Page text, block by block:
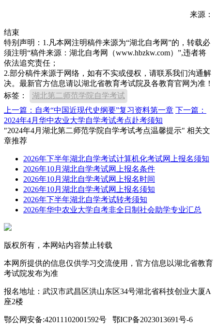
来源：
结束
特别声明：1.凡本网注明稿件来源为“湖北自考网”的，转载必
须注明“稿件来源：湖北自考网（www.hbzkw.com）”,违者将
依法追究责任；
2.部分稿件来源于网络，如有不实或侵权，请联系我们沟通解
决。最新官方信息请以湖北省教育考试院及各教育官网为准！
标签：
湖北第二师范学院自学考试
上一篇：自考“中国近现代史纲要”复习资料第一章 下一篇：
2024年4月华中农业大学自学考试考点赴考须知
"2024年4月湖北第二师范学院自学考试考点温馨提示" 相关文
章推荐
2026年下半年湖北自学考试计算机化考试网上报名须知
2026年10月湖北自学考试网上报名条件
2026年10月湖北自学考试网上报名时间
2026年10月湖北自学考试网上报名须知
2026年下半年湖北自学考试转考须知
2026年华中农业大学自考非全日制社会助学专业汇总
版权所有，本网站内容禁止转载
本网所提供的信息仅供学习交流使用，官方信息以湖北省教育
考试院发布为准
报名地址：武汉市武昌区洪山东区34号湖北省科技创业大厦A
座2楼
鄂公网安备:42011102001592号 鄂ICP备2023013691号-6